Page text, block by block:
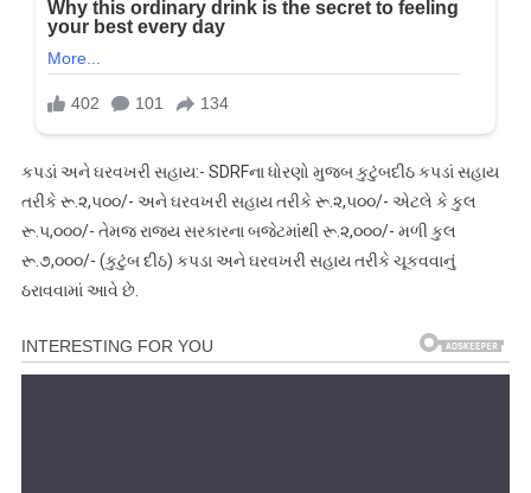
કપડાં અને ઘરવખરી સહાય:- SDRFના ધોરણો મુજબ કુટુંબદીઠ કપડાં સહાય
તરીકે રૂ.૨,૫૦૦/- અને ઘરવખરી સહાય તરીકે રૂ.૨,૫૦૦/- એટલે કે કુલ
રૂ.૫,૦૦૦/- તેમજ રાજ્ય સરકારના બજેટમાંથી રૂ.૨,૦૦૦/- મળી કુલ
રૂ.૭,૦૦૦/- (કુટુંબ દીઠ) કપડા અને ઘરવખરી સહાય તરીકે ચૂકવવાનું
ઠરાવવામાં આવે છે.